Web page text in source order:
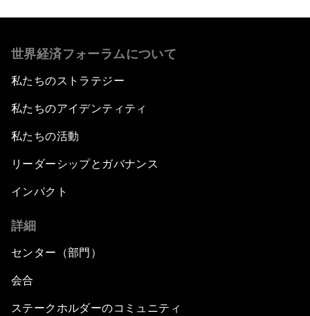
世界経済フォーラムについて
私たちのストラテジー
私たちのアイデンティティ
私たちの活動
リーダーシップとガバナンス
インパクト
詳細
センター（部門）
会合
ステークホルダーのコミュニティ